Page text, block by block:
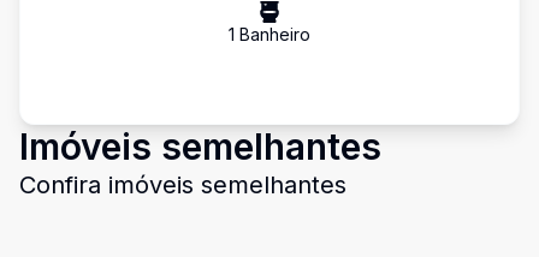
1 Banheiro
Imóveis semelhantes
Confira imóveis semelhantes